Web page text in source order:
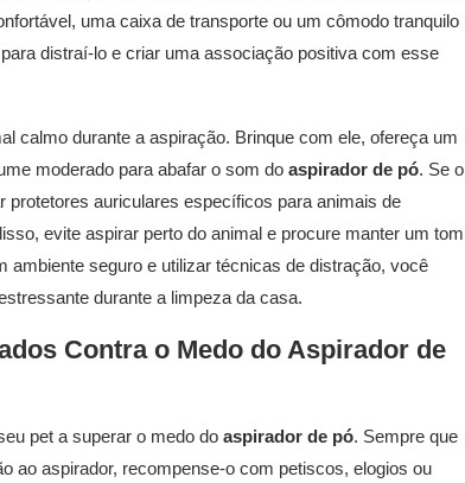
uma caixa de transporte ou um cômodo tranquilo
distraí-lo e criar uma associação positiva com esse
calmo durante a aspiração. Brinque com ele, ofereça um
moderado para abafar o som do aspirador de pó. Se o
auriculares específicos para animais de
evite aspirar perto do animal e procure manter um tom
ambiente seguro e utilizar técnicas de distração, você
durante a limpeza da casa.
Contra o Medo do Aspirador de
pet a superar o medo do aspirador de pó. Sempre que
ao aspirador, recompense-o com petiscos, elogios ou